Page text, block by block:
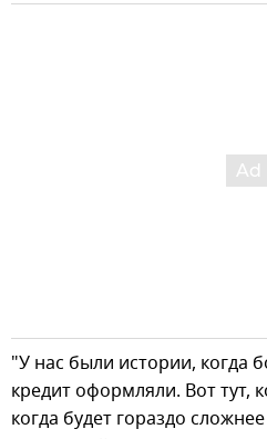
"У нас были истории, когда
кредит оформляли. Вот тут,
когда будет гораздо